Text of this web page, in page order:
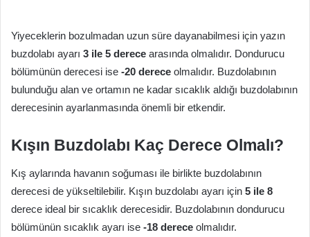
Yiyeceklerin bozulmadan uzun süre dayanabilmesi için yazın
buzdolabı ayarı 3 ile 5 derece arasında olmalıdır. Dondurucu
bölümünün derecesi ise -20 derece olmalıdır. Buzdolabının
bulunduğu alan ve ortamın ne kadar sıcaklık aldığı buzdolabının
derecesinin ayarlanmasında önemli bir etkendir.
Kışın Buzdolabı Kaç Derece Olmalı?
Kış aylarında havanın soğuması ile birlikte buzdolabının
derecesi de yükseltilebilir. Kışın buzdolabı ayarı için 5 ile 8
derece ideal bir sıcaklık derecesidir. Buzdolabının dondurucu
bölümünün sıcaklık ayarı ise -18 derece olmalıdır.